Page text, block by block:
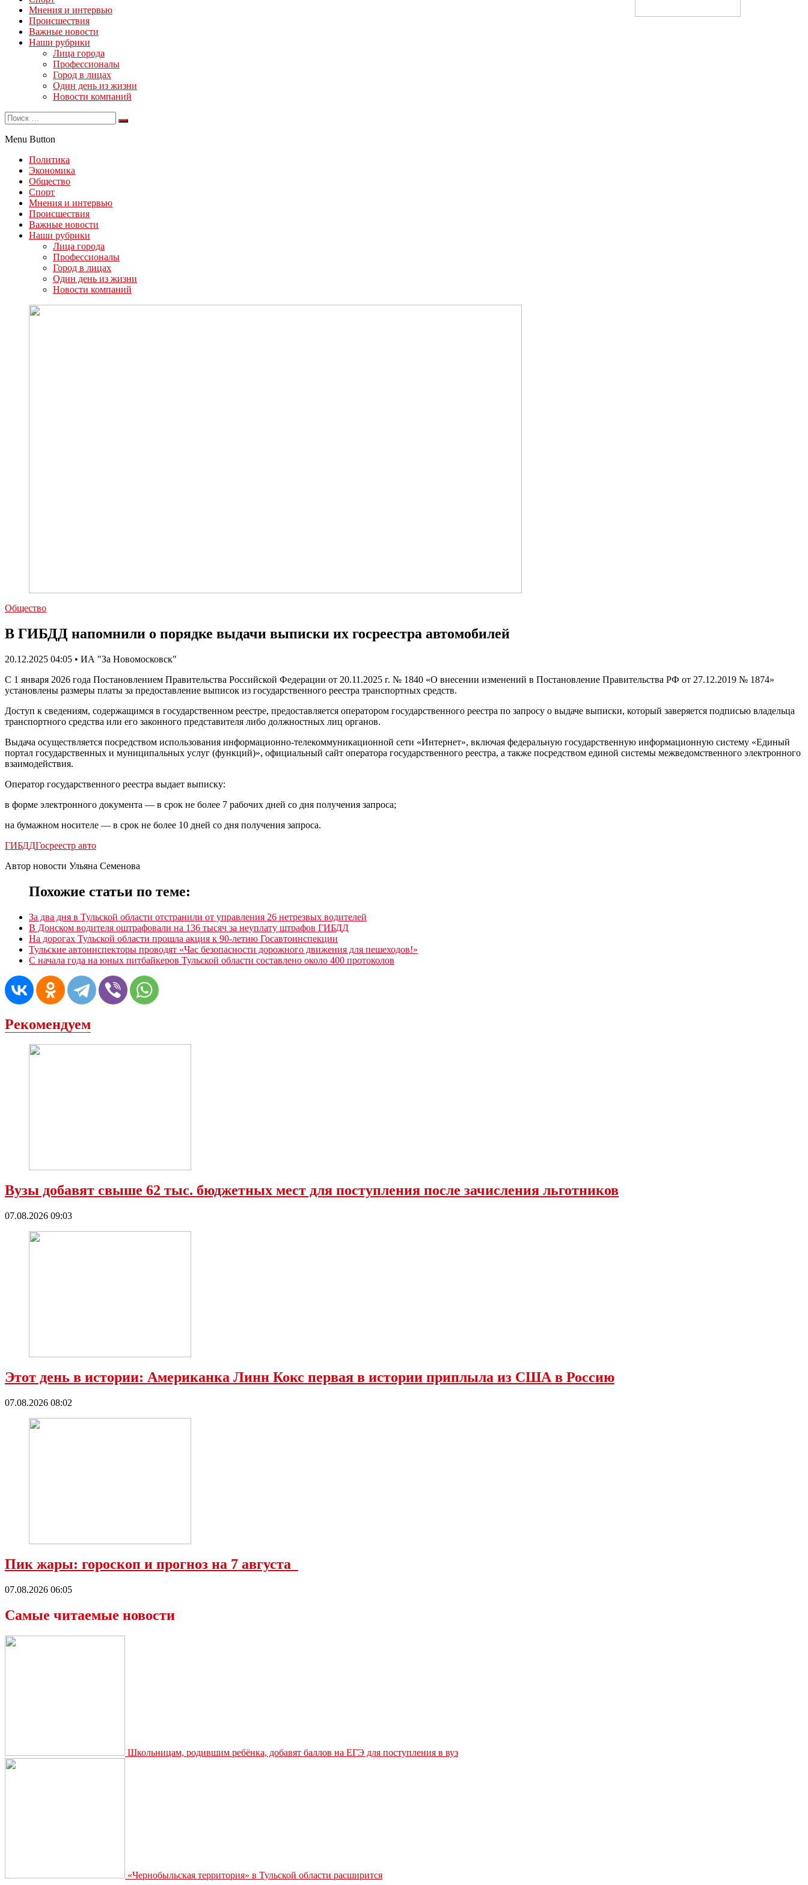
Мнения и интервью
Происшествия
Важные новости
Наши рубрики
Лица города
Профессионалы
Город в лицах
Один день из жизни
Новости компаний
Menu Button
Политика
Экономика
Общество
Спорт
Мнения и интервью
Происшествия
Важные новости
Наши рубрики
Лица города
Профессионалы
Город в лицах
Один день из жизни
Новости компаний
Общество
В ГИБДД напомнили о порядке выдачи выписки их госреестра автомобилей
20.12.2025 04:05 • ИА "За Новомосковск"
С 1 января 2026 года Постановлением Правительства Российской Федерации от 20.11.2025 г. № 1840 «О внесении изменений в Постановление Правительства РФ от 27.12.2019 № 1874»
установлены размеры платы за предоставление выписок из государственного реестра транспортных средств.
Доступ к сведениям, содержащимся в государственном реестре, предоставляется оператором государственного реестра по запросу о выдаче выписки, который заверяется подписью владельца
транспортного средства или его законного представителя либо должностных лиц органов.
Выдача осуществляется посредством использования информационно-телекоммуникационной сети «Интернет», включая федеральную государственную информационную систему «Единый
портал государственных и муниципальных услуг (функций)», официальный сайт оператора государственного реестра, а также посредством единой системы межведомственного электронного
взаимодействия.
Оператор государственного реестра выдает выписку:
в форме электронного документа — в срок не более 7 рабочих дней со дня получения запроса;
на бумажном носителе — в срок не более 10 дней со дня получения запроса.
ГИБДДГосреестр авто
Автор новости Ульяна Семенова
Похожие статьи по теме:
За два дня в Тульской области отстранили от управления 26 нетрезвых водителей
В Донском водителя оштрафовали на 136 тысяч за неуплату штрафов ГИБДД
На дорогах Тульской области прошла акция к 90-летию Госавтоинспекции
Тульские автоинспекторы проводят «Час безопасности дорожного движения для пешеходов!»
С начала года на юных питбайкеров Тульской области составлено около 400 протоколов
Рекомендуем
Вузы добавят свыше 62 тыс. бюджетных мест для поступления после зачисления льготников
07.08.2026 09:03
Этот день в истории: Американка Линн Кокс первая в истории приплыла из США в Россию
07.08.2026 08:02
Пик жары: гороскоп и прогноз на 7 августа
07.08.2026 06:05
Самые читаемые новости
Школьницам, родившим ребёнка, добавят баллов на ЕГЭ для поступления в вуз
«Чернобыльская территория» в Тульской области расширится